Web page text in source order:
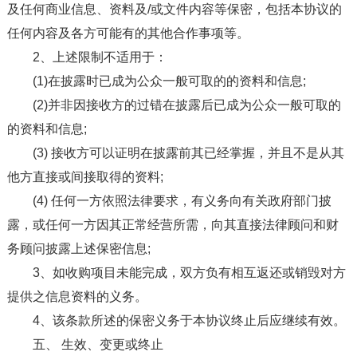
及任何商业信息、资料及/或文件内容等保密，包括本协议的
任何内容及各方可能有的其他合作事项等。
2、上述限制不适用于：
(1)在披露时已成为公众一般可取的的资料和信息;
(2)并非因接收方的过错在披露后已成为公众一般可取的
的资料和信息;
(3) 接收方可以证明在披露前其已经掌握，并且不是从其
他方直接或间接取得的资料;
(4) 任何一方依照法律要求，有义务向有关政府部门披
露，或任何一方因其正常经营所需，向其直接法律顾问和财
务顾问披露上述保密信息;
3、如收购项目未能完成，双方负有相互返还或销毁对方
提供之信息资料的义务。
4、该条款所述的保密义务于本协议终止后应继续有效。
五、 生效、变更或终止